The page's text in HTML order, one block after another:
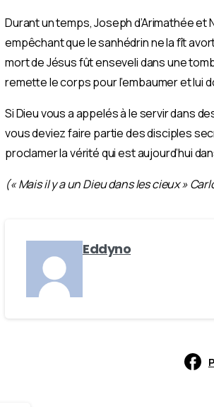
Durant un temps, Joseph d’Arimathée
empêchant que le sanhédrin ne la fît
mort de Jésus fût enseveli dans une
remette le corps pour l’embaumer et lui
Si Dieu vous a appelés à le servir dans
vous deviez faire partie des disciples
proclamer la vérité qui est aujourd’hui
(« Mais il y a un Dieu dans les cieux »
Eddyno